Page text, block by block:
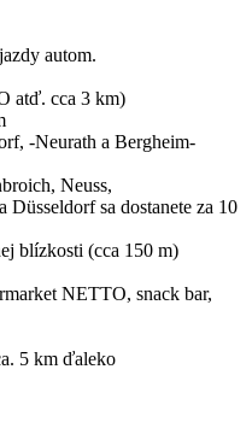
autom.
atď. cca 3 km)
-Neurath a Bergheim-
Neuss,
sa dostanete za 10
blízkosti (cca 150 m)
NETTO, snack bar,
5 km ďaleko